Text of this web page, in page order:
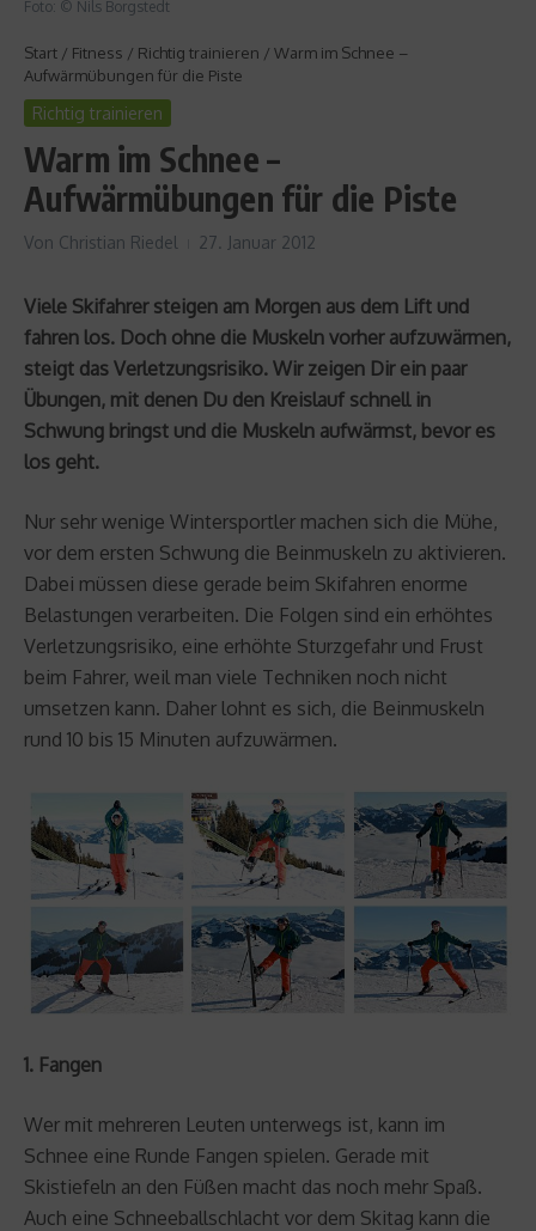
Foto: © Nils Borgstedt
Start / Fitness / Richtig trainieren / Warm im Schnee –
Aufwärmübungen für die Piste
Richtig trainieren
Warm im Schnee –
Aufwärmübungen für die Piste
Von Christian Riedel 27. Januar 2012
Viele Skifahrer steigen am Morgen aus dem Lift und
fahren los. Doch ohne die Muskeln vorher aufzuwärmen,
steigt das Verletzungsrisiko. Wir zeigen Dir ein paar
Übungen, mit denen Du den Kreislauf schnell in
Schwung bringst und die Muskeln aufwärmst, bevor es
los geht.
Nur sehr wenige Wintersportler machen sich die Mühe,
vor dem ersten Schwung die Beinmuskeln zu aktivieren.
Dabei müssen diese gerade beim Skifahren enorme
Belastungen verarbeiten. Die Folgen sind ein erhöhtes
Verletzungsrisiko, eine erhöhte Sturzgefahr und Frust
beim Fahrer, weil man viele Techniken noch nicht
umsetzen kann. Daher lohnt es sich, die Beinmuskeln
rund 10 bis 15 Minuten aufzuwärmen.
1. Fangen
Wer mit mehreren Leuten unterwegs ist, kann im
Schnee eine Runde Fangen spielen. Gerade mit
Skistiefeln an den Füßen macht das noch mehr Spaß.
Auch eine Schneeballschlacht vor dem Skitag kann die